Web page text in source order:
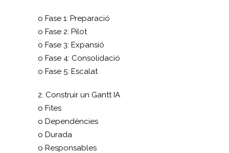
o Fase 1: Preparació
o Fase 2: Pilot
o Fase 3: Expansió
o Fase 4: Consolidació
o Fase 5: Escalat
2. Construir un Gantt IA
o Fites
o Dependències
o Durada
o Responsables